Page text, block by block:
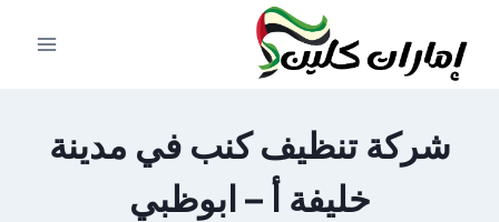
المحتوى
شركة تنظيف كنب في مدينة
خليفة أ – ابوظبي